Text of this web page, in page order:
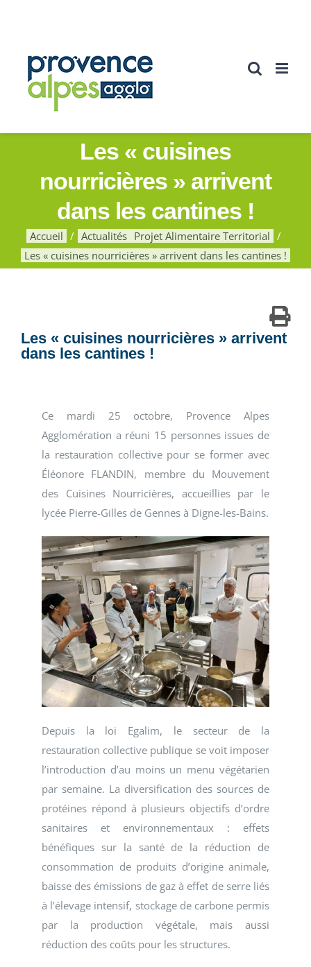
Les « cuisines
nourricières » arrivent
dans les cantines !
Accueil Actualités Projet Alimentaire Territorial
Les « cuisines nourricières » arrivent dans les cantines !
Les « cuisines nourricières » arrivent
dans les cantines !
Ce mardi 25 octobre, Provence Alpes
Agglomération a réuni 15 personnes issues de
la restauration collective pour se former avec
Éléonore FLANDIN, membre du Mouvement
des Cuisines Nourricières, accueillies par le
lycée Pierre-Gilles de Gennes à Digne-les-Bains.
Depuis la loi Egalim, le secteur de la
restauration collective publique se voit imposer
l’introduction d’au moins un menu végétarien
par semaine. La diversification des sources de
protéines répond à plusieurs objectifs d’ordre
sanitaires et environnementaux : effets
bénéfiques sur la santé de la réduction de
consommation de produits d’origine animale,
baisse des émissions de gaz à effet de serre liés
à l’élevage intensif, stockage de carbone permis
par la production végétale, mais aussi
réduction des coûts pour les structures.